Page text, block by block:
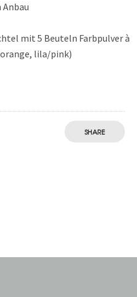
mit 5 Beuteln Farbpulver à
lila/pink)
SHARE